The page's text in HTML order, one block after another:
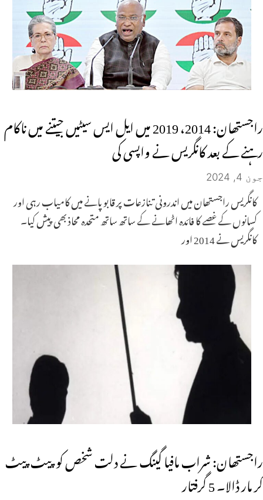
راجستھان: 2014، 2019 میں ایل ایس سیٹیں جیتنے میں ناکام
رہنے کے بعد کانگریس نے واپسی کی
جون 4, 2024
کانگریس راجستھان میں اندرونی تنازعات پر قابو پانے میں کامیاب رہی اور
کسانوں کے غصے کا فائدہ اٹھانے کے ساتھ ساتھ متحدہ محاذ بھی پیش کیا۔
کانگریس نے 2014 اور
راجستھان: شراب مافیا گینگ نے دلت شخص کو پیٹ پیٹ
کر مار ڈالا۔ 5 گرفتار